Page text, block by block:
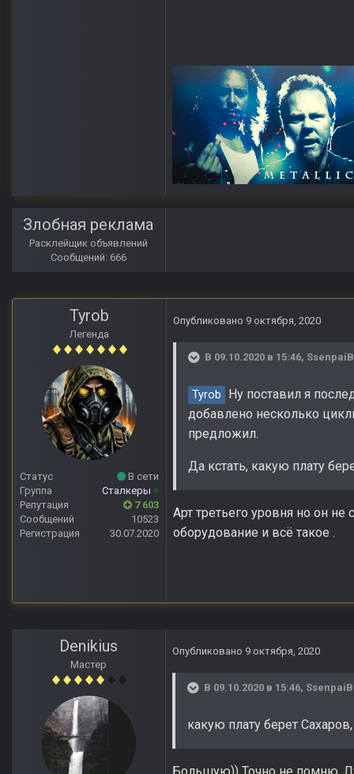
Злобная реклама
Расклейщик объявлений
Сообщений: 666
Tyrob
Легенда
Статус
В сети
Группа
Сталкеры +
Репутация
7 603
Сообщений
10523
Регистрация
30.07.2020
Опубликовано 9 октября, 2020
В 09.10.2020 в 15:46,
Tyrob
Ну поставил я
добавлено несколько
предложил.
Да кстать, какую плату
Арт третьего уровня но он
оборудование и всё такое .
Denikius
Мастер
Опубликовано 9 октября, 2020
В 09.10.2020 в 15:46,
какую плату берет